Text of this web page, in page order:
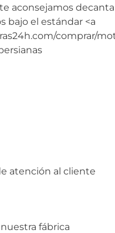
aconsejamos
bajo el estándar <a
comprar/
atención al cliente
fábrica